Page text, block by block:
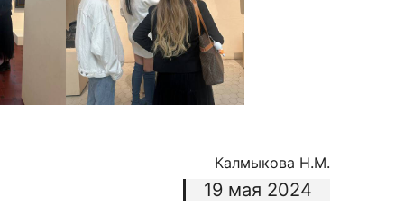
отдел
Калмыкова Н.М.
19 мая 2024